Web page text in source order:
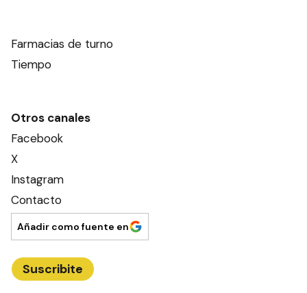
Farmacias de turno
Tiempo
Otros canales
Facebook
X
Instagram
Contacto
Añadir como fuente en
Suscribite